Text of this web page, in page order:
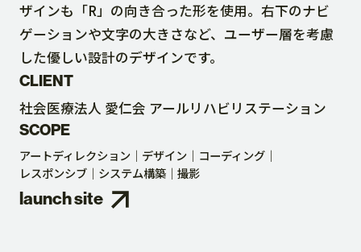
ザインも「R」の向き合った形を使用。右下のナビ
ゲーションや文字の大きさなど、ユーザー層を考慮
した優しい設計のデザインです。
CLIENT
社会医療法人 愛仁会 アールリハビリステーション
SCOPE
アートディレクション デザイン
コーディング
レスポンシブ
システム構築 撮影
launch site